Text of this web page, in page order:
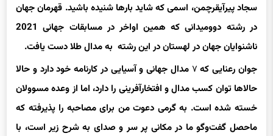
سجاد پیرآیقرچمن، اسمی که شاید بارها شنیده باشید. قهرمان جهان
در رشته دوومیدانی که همین اواخر در مسابقات جهانی 2021
ناشنوایان جهان در لهستان در این رشته به مدال طلا دست یافت.
جوان رعنایی که ۷ مدال جهانی و آسیایی در کارنامه خود دارد و حالا
حالاها توان کسب مدال و افتخارآفرینی را دارد، اما از وعدهمسوولان
خسته شده است. به گرمی دعوت من برای مصاحبه را پذیرفته که
ماحصل گفت‌و‌گو ما در مکانی پر سر و صدای به شرح زیر است، با